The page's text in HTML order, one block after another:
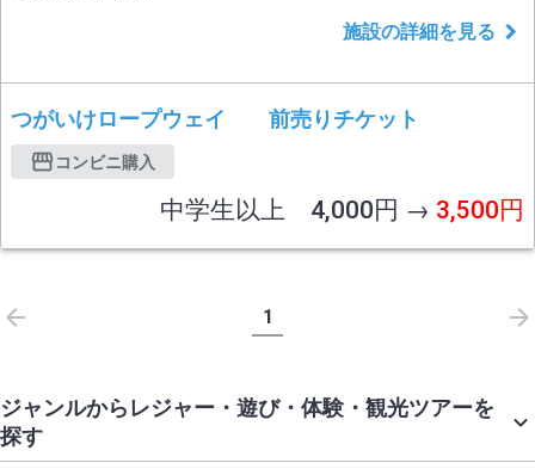
施設の詳細を見る
つがいけロープウェイ 前売りチケット
コンビニ購入
中学生以上 4,000円 → 3,500円
1
ジャンルからレジャー・遊び・体験・観光ツアーを
探す